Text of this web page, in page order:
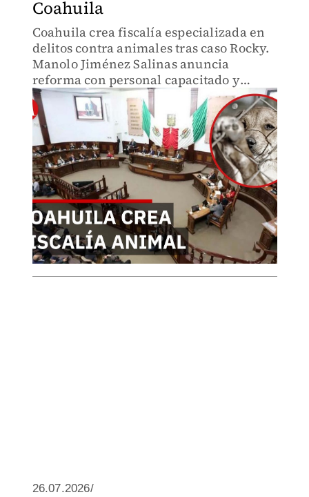
Coahuila
Coahuila crea fiscalía especializada en
delitos contra animales tras caso Rocky.
Manolo Jiménez Salinas anuncia
reforma con personal capacitado y
herramientas específicas. Sanciones
hasta 8 años de prisión. Respuesta
institucional sin precedentes.
26.07.2026/